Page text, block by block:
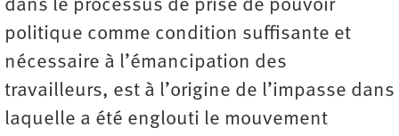
dans le processus de prise de pouvoir
politique comme condition suffisante et
nécessaire à l’émancipation des
travailleurs, est à l’origine de l’impasse dans
laquelle a été englouti le mouvement